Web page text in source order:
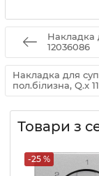
Накладка
12036086
Накладка для
пол.білизна, Q.x
Товари з
-25 %